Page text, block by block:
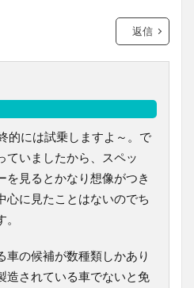
返信
的には試乗しますよ～。で
ていましたから、スペッ
を見るとかなり想像がつき
心に見たことはないのでち
車の候補が数種類しかあり
造されている車でないと免